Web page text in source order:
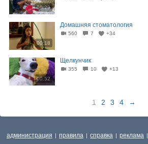
00:29
00:18
Домашняя стоматология
560 7 +34
00:52
Щелкунчик
355 10 +13
1 2 3 4 →
администрация | правила | справка | реклама |